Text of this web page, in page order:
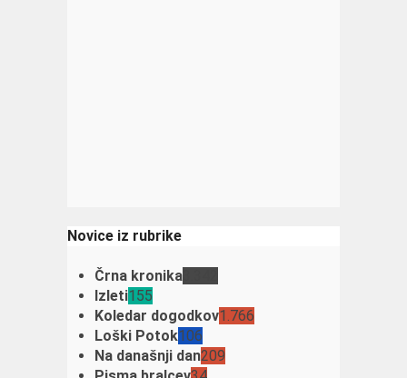
Novice iz rubrike
Črna kronika
Izleti155
Koledar dogodkov1.766
Loški Potok106
Na današnji dan209